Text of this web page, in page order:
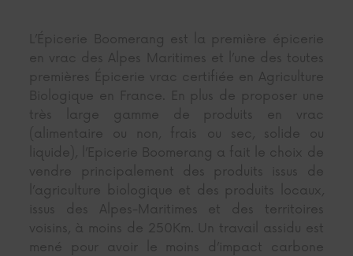
L’Épicerie Boomerang est la première épicerie
en vrac des Alpes Maritimes et l’une des toutes
premières Épicerie vrac certifiée en Agriculture
Biologique en France. En plus de proposer une
très large gamme de produits en vrac
(alimentaire ou non, frais ou sec, solide ou
liquide), l’Epicerie Boomerang a fait le choix de
vendre principalement des produits issus de
l’agriculture biologique et des produits locaux,
issus des Alpes-Maritimes et des territoires
voisins, à moins de 250Km. Un travail assidu est
mené pour avoir le moins d’impact carbone